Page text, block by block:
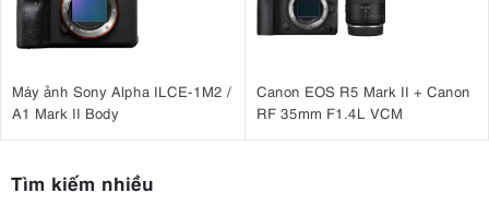
Máy ảnh Sony Alpha ILCE-1M2 /
A1 Mark II Body
Canon EOS R5 Mark II + Canon
RF 35mm F1.4L VCM
Tìm kiếm nhiều